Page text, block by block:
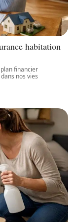
habitation
financier
nos vies